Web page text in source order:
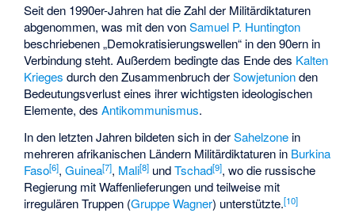
Seit den 1990er-Jahren hat die Zahl der Militärdiktaturen
abgenommen, was mit den vonSamuel P. Huntington
beschriebenen „Demokratisierungswellen“ in den 90ern in
Verbindung steht. Außerdem bedingte das Ende des Kalten
Krieges durch den Zusammenbruch derSowjetunionden
Bedeutungsverlust eines ihrer wichtigsten ideologischen
Elemente, desAntikommunismus.
In den letzten Jahren bildeten sich in derSahelzone in
mehreren afrikanischen Ländern Militärdiktaturen in Burkina
Faso[6],Guinea[7], Mali[8] undTschad[9], wo die russische
Regierung mit Waffenlieferungen und teilweise mit
irregulären Truppen (Gruppe Wagner) unterstützte.[10]